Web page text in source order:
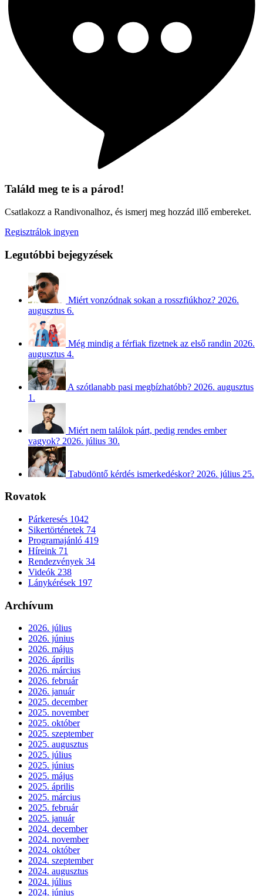
Találd meg te is a párod!
Csatlakozz a Randivonalhoz, és ismerj meg hozzád illő embereket.
Regisztrálok ingyen
Legutóbbi bejegyzések
Miért vonzódnak sokan a rosszfiúkhoz? 2026.
augusztus 6.
Még mindig a férfiak fizetnek az első randin 2026.
augusztus 4.
A szótlanabb pasi megbízhatóbb? 2026. augusztus
1.
Miért nem találok párt, pedig rendes ember
vagyok? 2026. július 30.
Tabudöntő kérdés ismerkedéskor? 2026. július 25.
Rovatok
Párkeresés 1042
Sikertörténetek 74
Programajánló 419
Híreink 71
Rendezvények 34
Videók 238
Lánykérések 197
Archívum
2026. július
2026. június
2026. május
2026. április
2026. március
2026. február
2026. január
2025. december
2025. november
2025. október
2025. szeptember
2025. augusztus
2025. július
2025. június
2025. május
2025. április
2025. március
2025. február
2025. január
2024. december
2024. november
2024. október
2024. szeptember
2024. augusztus
2024. július
2024. június